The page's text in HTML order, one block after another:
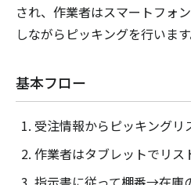
され、作業者はスマートフォ
しながらピッキングを行います
基本フロー
受注情報からピッキングリ
作業者はタブレットでリス